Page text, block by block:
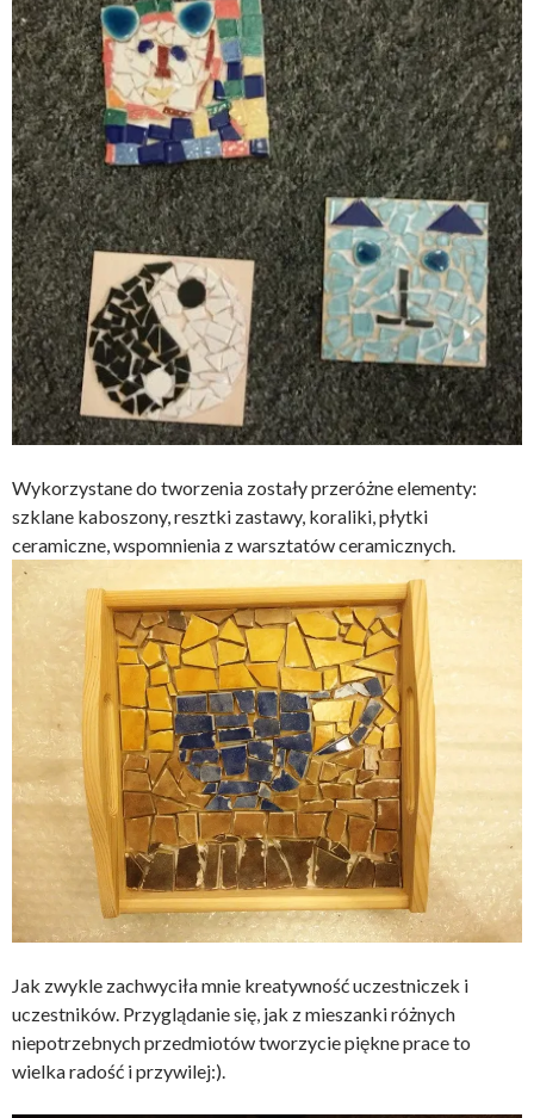
Wykorzystane do tworzenia zostały przeróżne elementy:
szklane kaboszony, resztki zastawy, koraliki, płytki
ceramiczne, wspomnienia z warsztatów ceramicznych.
Jak zwykle zachwyciła mnie kreatywność uczestniczek i
uczestników. Przyglądanie się, jak z mieszanki różnych
niepotrzebnych przedmiotów tworzycie piękne prace to
wielka radość i przywilej:).